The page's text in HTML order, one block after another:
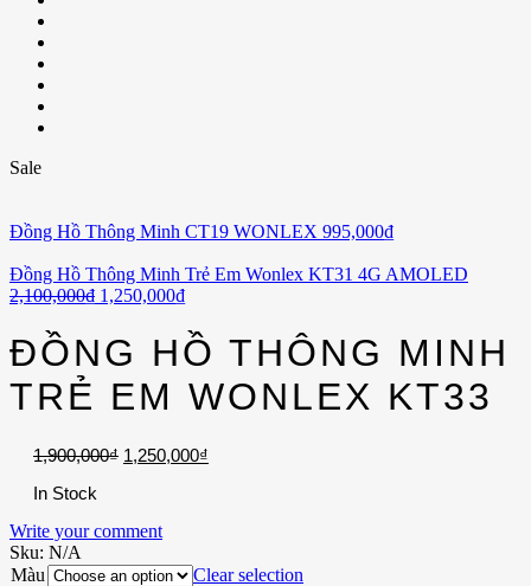
Sale
Đồng Hồ Thông Minh CT19 WONLEX 995,000₫
Đồng Hồ Thông Minh Trẻ Em Wonlex KT31 4G AMOLED
2,100,000₫ 1,250,000₫
ĐỒNG HỒ THÔNG MINH
TRẺ EM WONLEX KT33
1,900,000₫ 1,250,000₫
In Stock
Write your comment
Sku: N/A
Màu
Clear selection